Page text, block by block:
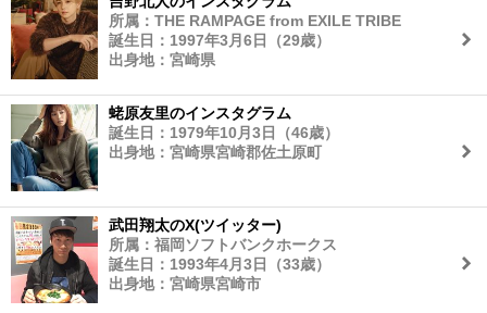
所属：THE RAMPAGE from EXILE TRIBE
誕生日：1997年3月6日（29歳）
出身地：宮崎県
蛯原友里のインスタグラム
誕生日：1979年10月3日（46歳）
出身地：宮崎県宮崎郡佐土原町
武田翔太のX(ツイッター)
所属：福岡ソフトバンクホークス
誕生日：1993年4月3日（33歳）
出身地：宮崎県宮崎市